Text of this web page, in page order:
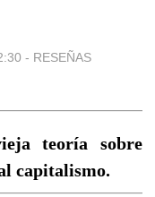
- RESEÑAS
teoría sobre
capitalismo.